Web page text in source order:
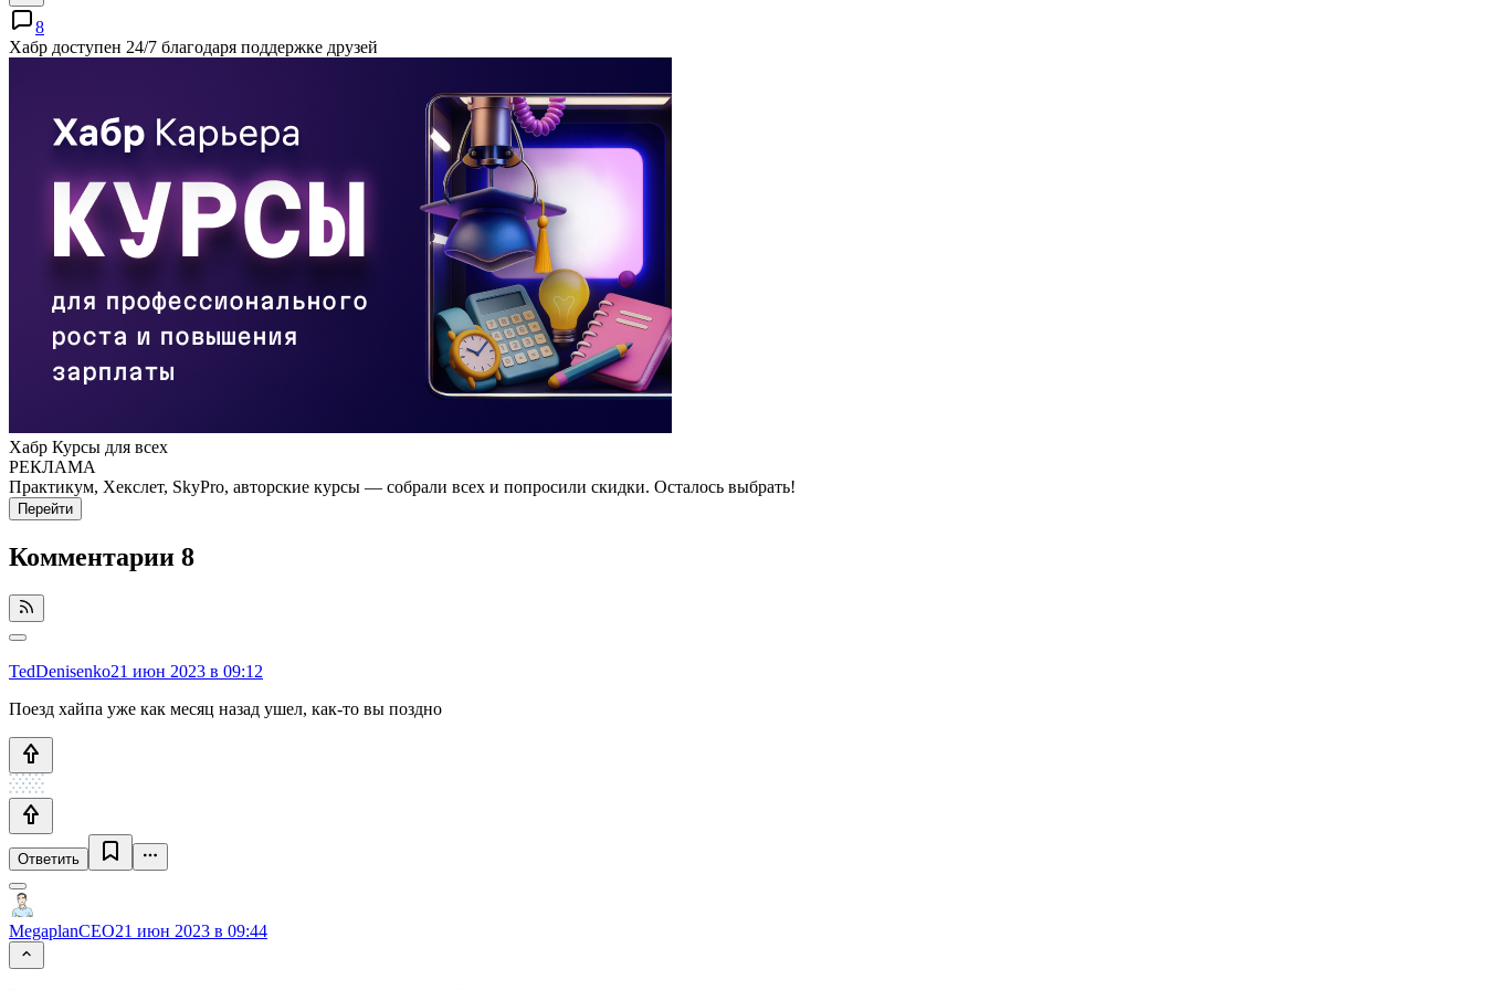
8
Хабр доступен 24/7 благодаря поддержке друзей
Хабр Курсы для всех
РЕКЛАМА
Практикум, Хекслет, SkyPro, авторские курсы — собрали всех и попросили скидки. Осталось выбрать!
Перейти
Комментарии 8
TedDenisenko21 июн 2023 в 09:12
Поезд хайпа уже как месяц назад ушел, как-то вы поздно
Ответить
MegaplanCEO21 июн 2023 в 09:44